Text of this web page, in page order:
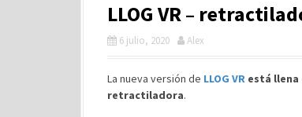
LLOG VR –
6 julio, 2020 Alex
La nueva versión de LLOG VR está llena
retractiladora.